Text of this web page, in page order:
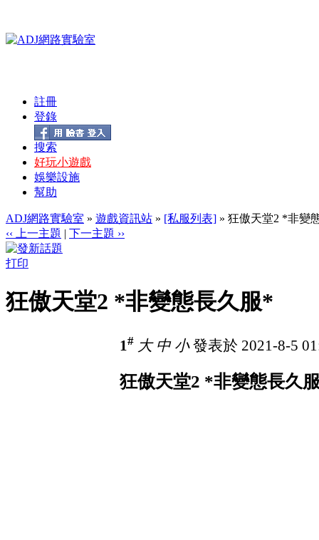
註冊
登錄
搜索
好玩小遊戲
娛樂設施
幫助
ADJ網路實驗室 » 遊戲資訊站 » [私服列表] » 狂傲天堂2 *非變
‹‹ 上一主題 | 下一主題 ››
打印
狂傲天堂2 *非變態長久服*
1# 大 中 小發表於 2021-8-5
狂傲天堂2 *非變態長久